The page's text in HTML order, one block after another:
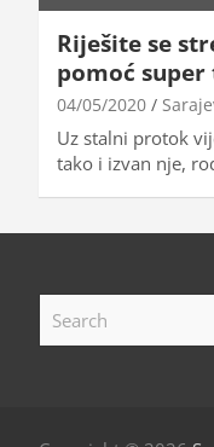
Riješite se
pomoć
04/05/2020
Uz stalni protok
tako i izvan nje,